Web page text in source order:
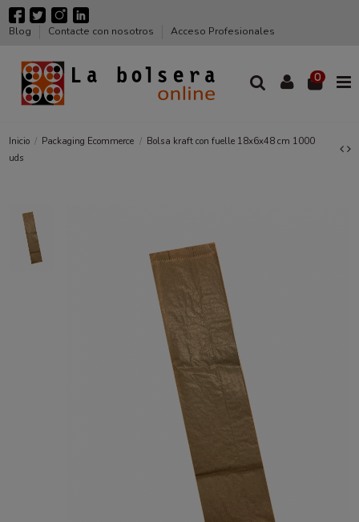
Blog Contacte con nosotros Acceso Profesionales
0
Inicio Packaging Ecommerce
Bolsa kraft con fuelle 18x6x48 cm 1000
uds